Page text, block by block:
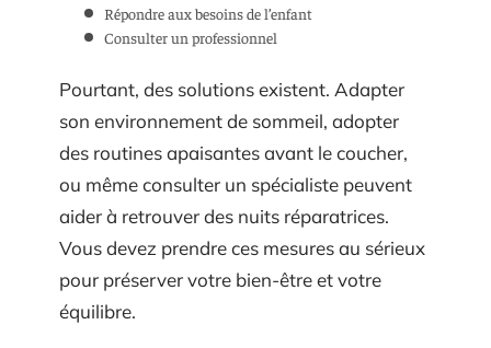
Répondre aux besoins de l’enfant
Consulter un professionnel
Pourtant, des solutions existent. Adapter
son environnement de sommeil, adopter
des routines apaisantes avant le coucher,
ou même consulter un spécialiste peuvent
aider à retrouver des nuits réparatrices.
Vous devez prendre ces mesures au sérieux
pour préserver votre bien-être et votre
équilibre.